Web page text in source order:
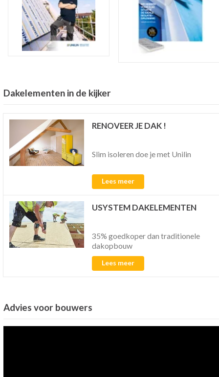
Dakelementen in de kijker
RENOVEER JE DAK !
Slim isoleren doe je met Unilin
Lees meer
USYSTEM DAKELEMENTEN
35% goedkoper dan traditionele
dakopbouw
Lees meer
Advies voor bouwers